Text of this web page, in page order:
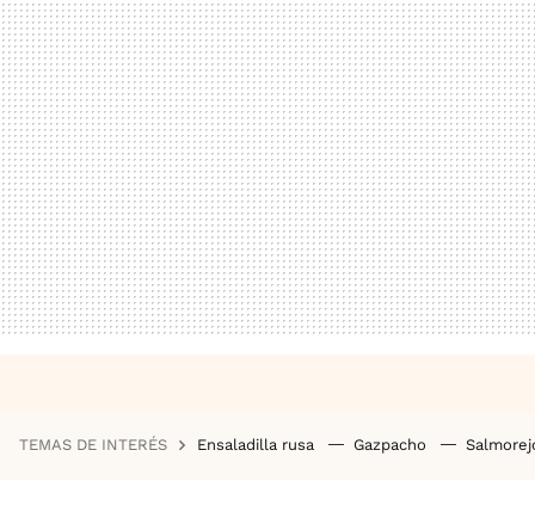
TEMAS DE INTERÉS Ensaladilla rusa Gazpacho